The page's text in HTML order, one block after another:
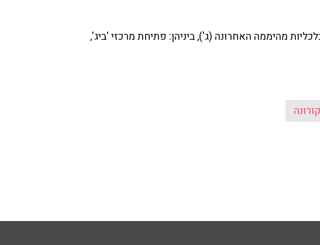
מהיממה האחרונה (ג'), ביניהן: פתיחת מרכזי 'ביג',